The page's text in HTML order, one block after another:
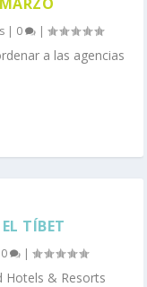
| 0 |
a las agencias
TÍBET
0 |
Hotels & Resorts